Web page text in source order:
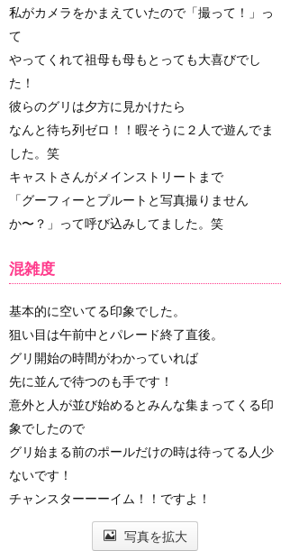
私がカメラをかまえていたので「撮って！」っ
て
やってくれて祖母も母もとっても大喜びでし
た！
彼らのグリは夕方に見かけたら
なんと待ち列ゼロ！！暇そうに２人で遊んでま
した。笑
キャストさんがメインストリートまで
「グーフィーとプルートと写真撮りません
か〜？」って呼び込みしてました。笑
混雑度
基本的に空いてる印象でした。
狙い目は午前中とパレード終了直後。
グリ開始の時間がわかっていれば
先に並んで待つのも手です！
意外と人が並び始めるとみんな集まってくる印
象でしたので
グリ始まる前のポールだけの時は待ってる人少
ないです！
チャンスターーーイム！！ですよ！
写真を拡大